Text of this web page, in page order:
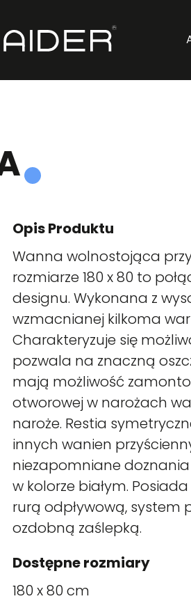
Opis Produktu
Wanna wolnostojąca
rozmiarze 180 x 80 to
designu. Wykonana z
wzmacnianej kilkoma
Charakteryzuje się
pozwala na znaczną
mają możliwość
otworowej w narożach
naroże. Restia
innych wanien
niezapomniane
w kolorze białym.
rurą odpływową, system
ozdobną zaślepką.
Dostępne rozmiary
180 x 80 cm